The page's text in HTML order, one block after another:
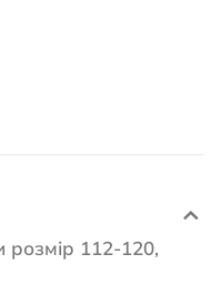
розмір 112-120,